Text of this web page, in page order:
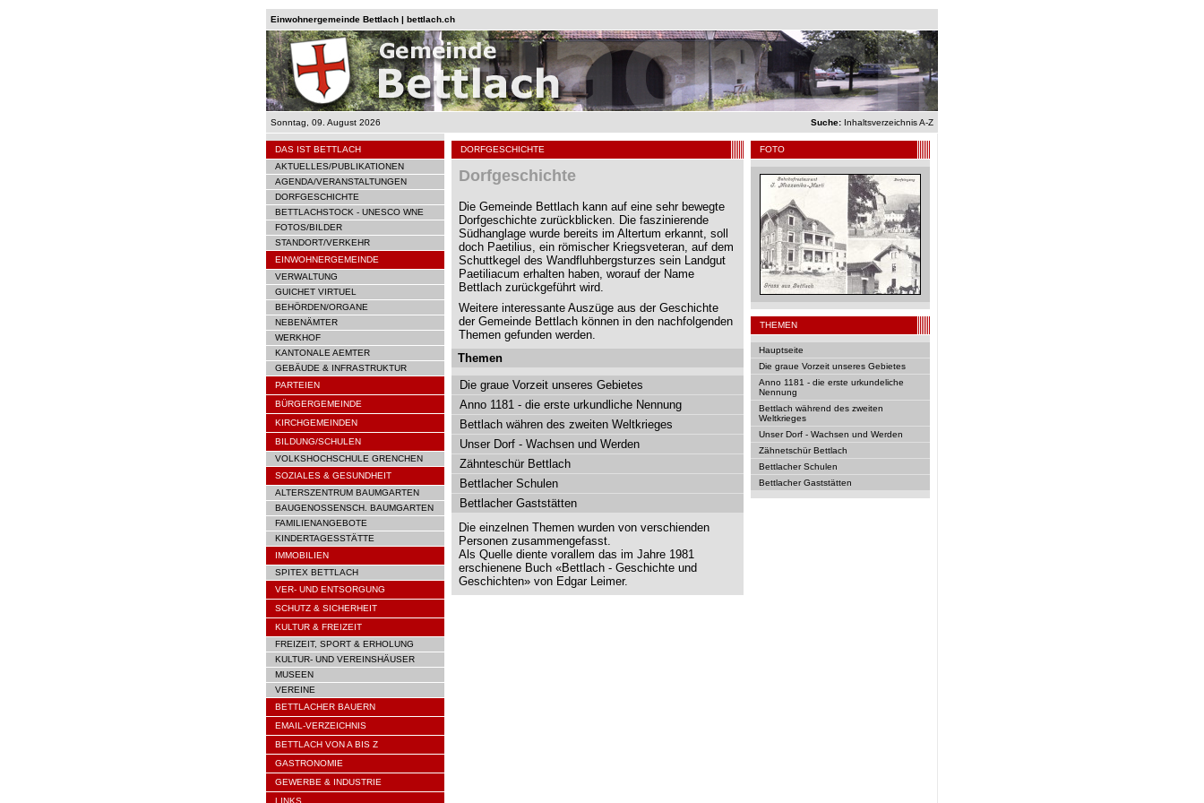
Einwohnergemeinde Bettlach | bettlach.ch
Sonntag, 09. August 2026 Suche: Inhaltsverzeichnis A-Z
DAS IST BETTLACH
AKTUELLES/PUBLIKATIONEN
AGENDA/VERANSTALTUNGEN
DORFGESCHICHTE
BETTLACHSTOCK - UNESCO WNE
FOTOS/BILDER
STANDORT/VERKEHR
EINWOHNERGEMEINDE
VERWALTUNG
GUICHET VIRTUEL
BEHÖRDEN/ORGANE
NEBENÄMTER
WERKHOF
KANTONALE AEMTER
GEBÄUDE & INFRASTRUKTUR
PARTEIEN
BÜRGERGEMEINDE
KIRCHGEMEINDEN
BILDUNG/SCHULEN
VOLKSHOCHSCHULE GRENCHEN
SOZIALES & GESUNDHEIT
ALTERSZENTRUM BAUMGARTEN
BAUGENOSSENSCH. BAUMGARTEN
FAMILIENANGEBOTE
KINDERTAGESSTÄTTE
IMMOBILIEN
SPITEX BETTLACH
VER- UND ENTSORGUNG
SCHUTZ & SICHERHEIT
KULTUR & FREIZEIT
FREIZEIT, SPORT & ERHOLUNG
KULTUR- UND VEREINSHÄUSER
MUSEEN
VEREINE
BETTLACHER BAUERN
EMAIL-VERZEICHNIS
BETTLACH VON A BIS Z
GASTRONOMIE
GEWERBE & INDUSTRIE
LINKS
DORFGESCHICHTE
Dorfgeschichte
Die Gemeinde Bettlach kann auf eine sehr bewegte
Dorfgeschichte zurückblicken. Die faszinierende
Südhanglage wurde bereits im Altertum erkannt, soll
doch Paetilius, ein römischer Kriegsveteran, auf dem
Schuttkegel des Wandfluhbergsturzes sein Landgut
Paetiliacum erhalten haben, worauf der Name
Bettlach zurückgeführt wird.
Weitere interessante Auszüge aus der Geschichte
der Gemeinde Bettlach können in den nachfolgenden
Themen gefunden werden.
Themen
Die graue Vorzeit unseres Gebietes
Anno 1181 - die erste urkundliche Nennung
Bettlach währen des zweiten Weltkrieges
Unser Dorf - Wachsen und Werden
Zähnteschür Bettlach
Bettlacher Schulen
Bettlacher Gaststätten
Die einzelnen Themen wurden von verschienden
Personen zusammengefasst.
Als Quelle diente vorallem das im Jahre 1981
erschienene Buch «Bettlach - Geschichte und
Geschichten» von Edgar Leimer.
FOTO
THEMEN
Hauptseite
Die graue Vorzeit unseres Gebietes
Anno 1181 - die erste urkundeliche
Nennung
Bettlach während des zweiten
Weltkrieges
Unser Dorf - Wachsen und Werden
Zähnetschür Bettlach
Bettlacher Schulen
Bettlacher Gaststätten